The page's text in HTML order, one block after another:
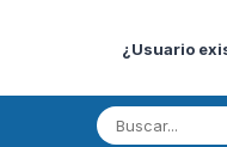
¿Usuario